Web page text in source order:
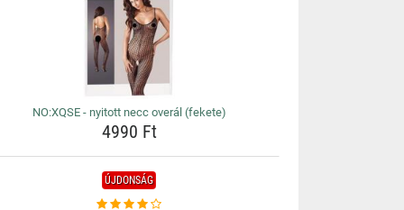
NO:XQSE - nyitott necc overál (fekete)
4990 Ft
ÚJDONSÁG